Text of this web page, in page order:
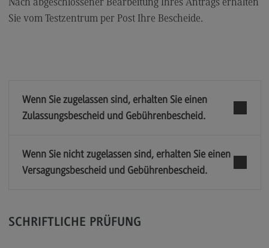
Zielgruppe Eignungsprüfung
Termine, Anmeldung und Zulassung
Schriftlicher Antrag
Nach der Antragstellung
FAQ Eignungsprüfung
Nach abgeschlossener Bearbeitung Ihres Antrags erhalten
Sie vom Testzentrum per Post Ihre Bescheide.
Wenn Sie zugelassen sind, erhalten Sie einen
Zulassungsbescheid und Gebührenbescheid.
Wenn Sie nicht zugelassen sind, erhalten Sie einen
Versagungsbescheid und Gebührenbescheid.
SCHRIFTLICHE PRÜFUNG